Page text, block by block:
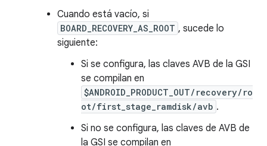
Cuando está vacío, si
BOARD_RECOVERY_AS_ROOT , sucede lo
siguiente:
Si se configura, las claves AVB de la GSI
se compilan en
$ANDROID_PRODUCT_OUT/recovery/ro
ot/first_stage_ramdisk/avb .
Si no se configura, las claves de AVB de
la GSI se compilan en